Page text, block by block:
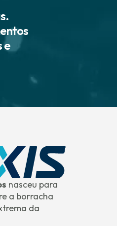
e
nasceu para
a borracha
da